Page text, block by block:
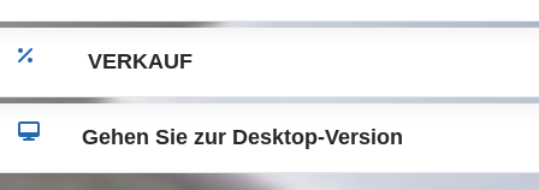
VERKAUF
Gehen Sie zur Desktop-Version